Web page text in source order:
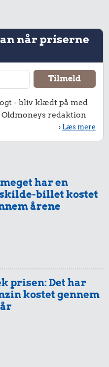
når priserne
- bliv klædt på med
redaktion
› Læs mere
meget har en
billet kostet
årene
prisen: Det har
kostet gennem